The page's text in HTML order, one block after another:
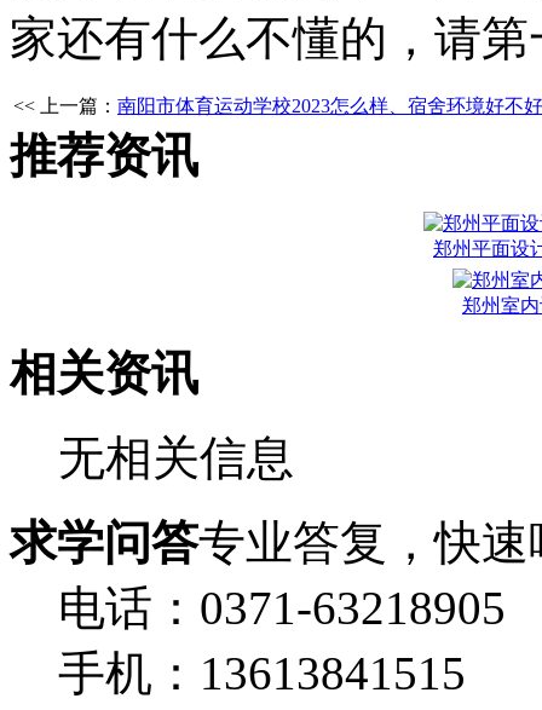
家还有什么不懂的，请
<< 上一篇： 南阳市体育运动学校2023怎么样、宿舍环境好不好
推荐资讯
郑州平面设
郑州室
相关资讯
无相关信息
求学问答专业答复，快速
电话：0371-63218905
手机：13613841515